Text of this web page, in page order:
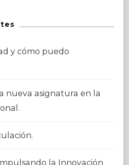
y cómo puedo
nueva asignatura en la
la Innovación